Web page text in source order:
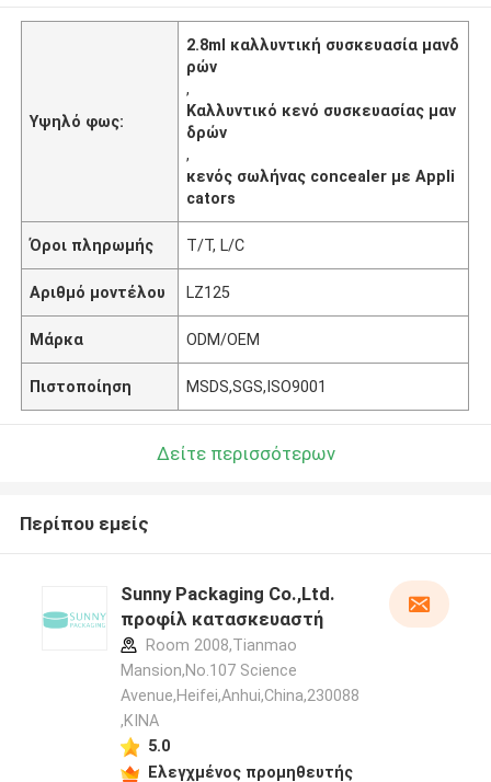
Υψηλό φως:
2.8ml καλλυντική συσκευασία μανδ
ρών
,
Καλλυντικό κενό συσκευασίας μαν
δρών
,
κενός σωλήνας concealer με Appli
cators
Όροι πληρωμής T/T, L/C
Αριθμό μοντέλου LZ125
Μάρκα ODM/OEM
Πιστοποίηση MSDS,SGS,ISO9001
Δείτε περισσότερων
Περίπου εμείς
Sunny Packaging Co.,Ltd.
προφίλ κατασκευαστή
Room 2008,Tianmao
Mansion,No.107 Science
Avenue,Heifei,Anhui,China,230088
,ΚΙΝΑ
5.0
Ελεγχμένος προμηθευτής